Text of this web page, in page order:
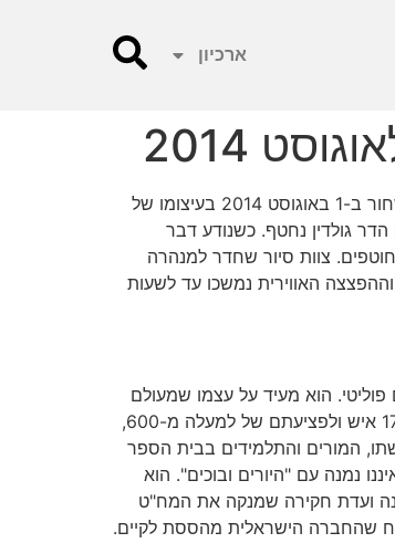
ארכיון
היום 6.6 בשעה 20:30 תוצג בתיאטרון צוותא 2 המונודרמה "הייתי שם". עלילת המחזה מתרחשת על רקע הקרב ברפיח ביום שישי השחור ב-1 באוגוסט 2014 בעיצומו של
גולדין נחטף. כשנודע דבר
צוות סיור שחדר למנהרה
האווירית נמשכו עד לשעות
פוליטי. הוא מעיד על עצמו שמעולם
לא הלך להפגנה, ובבחירות האחרונות אף לא הצביע. העובדה שהוא עצמו טיווח את התותחים שהפגיזו את רפיח וגרמו למותם של כ-170 איש ולפציעתם של למעלה מ-600,
המורים והתלמידים בבית הספר
נמנה עם "היורים ובוכים". הוא
ועדת חקירה שמנקה את המח"ט
שהחברה הישראלית מהססת לקיים.